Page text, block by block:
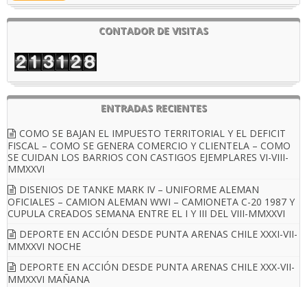
CONTADOR DE VISITAS
ENTRADAS RECIENTES
COMO SE BAJAN EL IMPUESTO TERRITORIAL Y EL DEFICIT
FISCAL – COMO SE GENERA COMERCIO Y CLIENTELA – COMO
SE CUIDAN LOS BARRIOS CON CASTIGOS EJEMPLARES VI-VIII-
MMXXVI
DISENIOS DE TANKE MARK IV – UNIFORME ALEMAN
OFICIALES – CAMION ALEMAN WWI – CAMIONETA C-20 1987 Y
CUPULA CREADOS SEMANA ENTRE EL I Y III DEL VIII-MMXXVI
DEPORTE EN ACCIÓN DESDE PUNTA ARENAS CHILE XXXI-VII-
MMXXVI NOCHE
DEPORTE EN ACCIÓN DESDE PUNTA ARENAS CHILE XXX-VII-
MMXXVI MAÑANA